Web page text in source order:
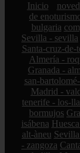
Inicio
de
bulgaria
Sevilla - sevilla
Santa-cruz-de-
Almería -
Granada -
san-
Madrid -
tenerife - los-
bormujos
isábena
alt-àneu
- zangoza